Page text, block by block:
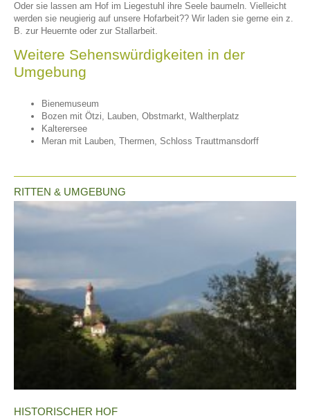
Oder sie lassen am Hof im Liegestuhl ihre Seele baumeln. Vielleicht
werden sie neugierig auf unsere Hofarbeit?? Wir laden sie gerne ein z.
B. zur Heuernte oder zur Stallarbeit.
Weitere Sehenswürdigkeiten in der
Umgebung
Bienemuseum
Bozen mit Ötzi, Lauben, Obstmarkt, Waltherplatz
Kalterersee
Meran mit Lauben, Thermen, Schloss Trauttmansdorff
RITTEN & UMGEBUNG
HISTORISCHER HOF